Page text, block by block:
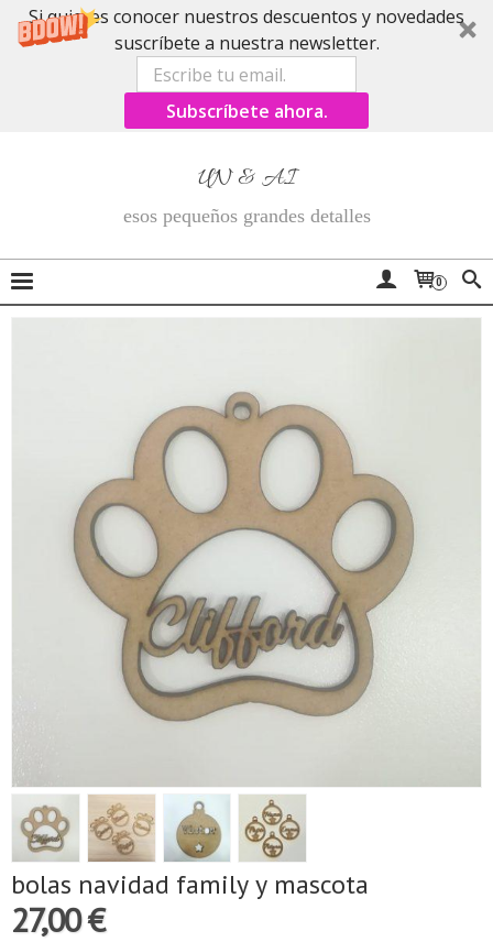
Si quieres conocer nuestros descuentos y novedades
suscríbete a nuestra newsletter.
Subscríbete ahora.
UN & AI
esos pequeños grandes detalles
0
bolas navidad family y mascota
27,00 €